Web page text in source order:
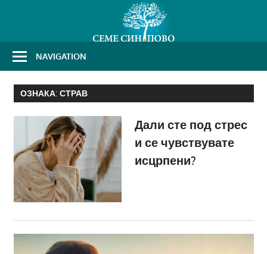
NAVIGATION
ОЗНАКА: СТРАВ
Дали сте под стрес
и се чувствувате
исцрпени?